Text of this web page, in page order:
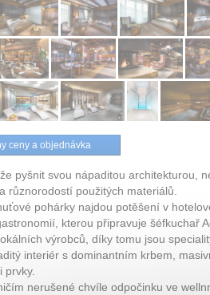
ceny a objednávka
pyšnit svou nápaditou architekturou,
různorodostí použitých materiálů.
pohárky najdou potěšení v
kterou připravuje šéfkuchař
výrobců, díky tomu jsou
interiér s dominantním krbem,
prvky.
nerušené chvíle odpočinku ve